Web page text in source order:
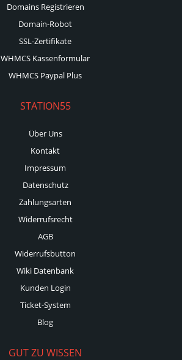
Domains Registrieren
Domain-Robot
SSL-Zertifikate
WHMCS Kassenformular
WHMCS Paypal Plus
STATION55
Über Uns
Kontakt
Impressum
Datenschutz
Zahlungsarten
Widerrufsrecht
AGB
Widerrufsbutton
Wiki Datenbank
Kunden Login
Ticket-System
Blog
GUT ZU WISSEN